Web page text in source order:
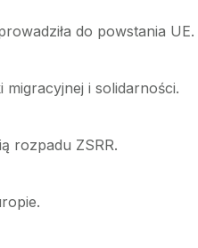
do powstania UE.
i solidarności.
rozpadu ZSRR.